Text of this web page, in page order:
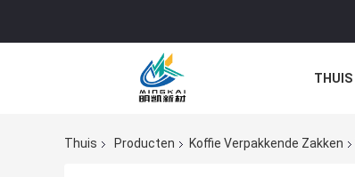
THUIS
Thuis Producten Koffie Verpakkende Zakken